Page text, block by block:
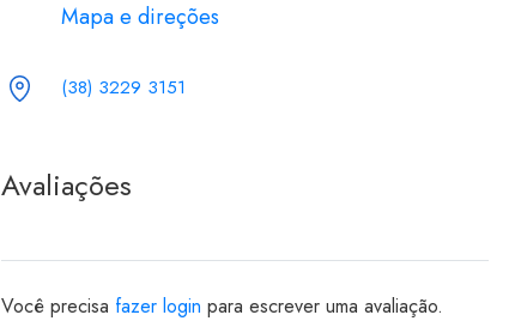
Mapa e direções
(38) 3229 3151
Avaliações
Você precisa fazer login para escrever uma avaliação.